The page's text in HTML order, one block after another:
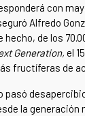
con
Alfredo
hecho, de los
Generation, el
fructíferas de
pasó
la generación